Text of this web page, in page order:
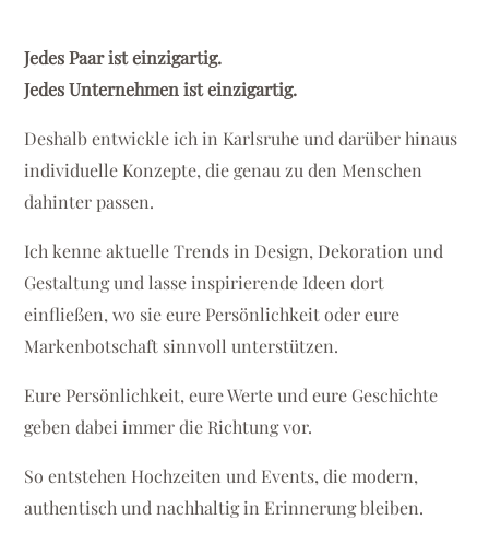
Jedes Paar ist einzigartig.
Jedes Unternehmen ist einzigartig.
Deshalb entwickle ich in Karlsruhe und darüber hinaus
individuelle Konzepte, die genau zu den Menschen
dahinter passen.
Ich kenne aktuelle Trends in Design, Dekoration und
Gestaltung und lasse inspirierende Ideen dort
einfließen, wo sie eure Persönlichkeit oder eure
Markenbotschaft sinnvoll unterstützen.
Eure Persönlichkeit, eure Werte und eure Geschichte
geben dabei immer die Richtung vor.
So entstehen Hochzeiten und Events, die modern,
authentisch und nachhaltig in Erinnerung bleiben.